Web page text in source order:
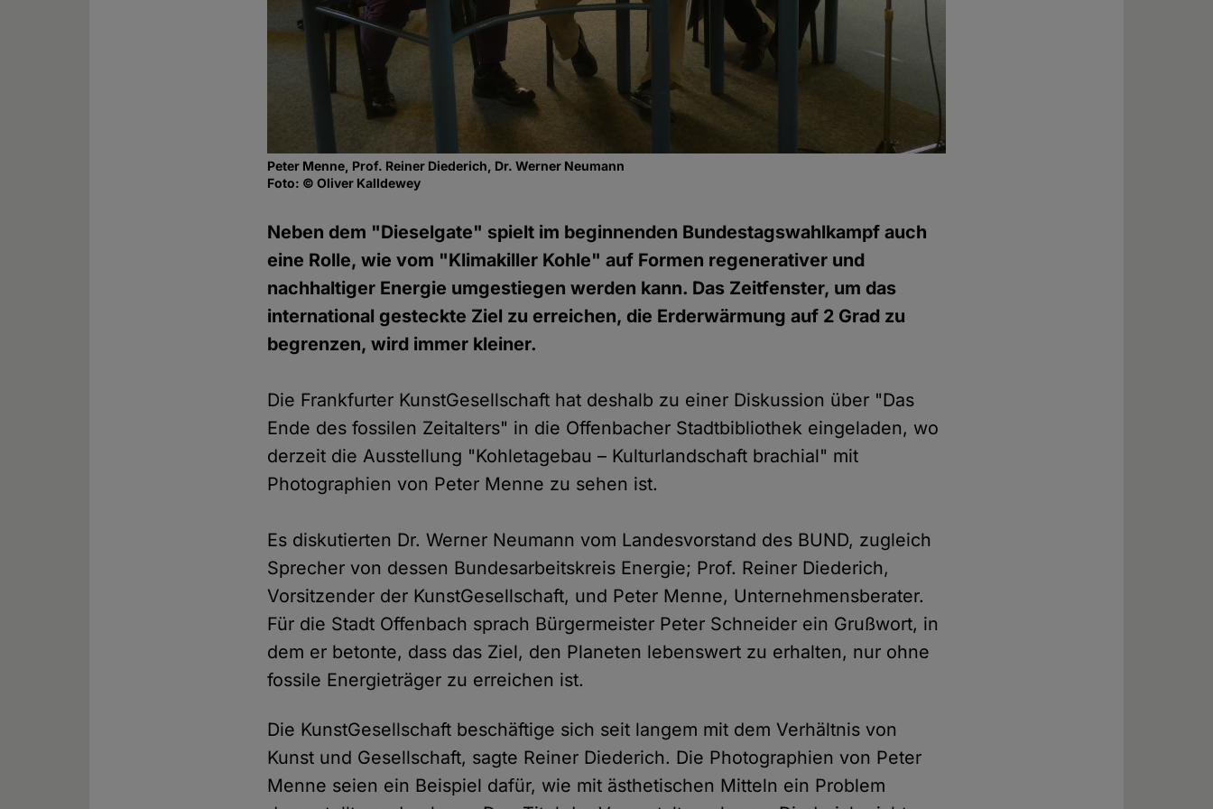
Peter Menne, Prof. Reiner Diederich, Dr. Werner Neumann
Foto: © Oliver Kalldewey
Neben dem "Dieselgate" spielt im beginnenden Bundestagswahlkampf auch
eine Rolle, wie vom "Klimakiller Kohle" auf Formen regenerativer und
nachhaltiger Energie umgestiegen werden kann. Das Zeitfenster, um das
international gesteckte Ziel zu erreichen, die Erderwärmung auf 2 Grad zu
begrenzen, wird immer kleiner.
Die Frankfurter KunstGesellschaft hat deshalb zu einer Diskussion über "Das
Ende des fossilen Zeitalters" in die Offenbacher Stadtbibliothek eingeladen, wo
derzeit die Ausstellung "Kohletagebau – Kulturlandschaft brachial" mit
Photographien von Peter Menne zu sehen ist.
Es diskutierten Dr. Werner Neumann vom Landesvorstand des BUND, zugleich
Sprecher von dessen Bundesarbeitskreis Energie; Prof. Reiner Diederich,
Vorsitzender der KunstGesellschaft, und Peter Menne, Unternehmensberater.
Für die Stadt Offenbach sprach Bürgermeister Peter Schneider ein Grußwort, in
dem er betonte, dass das Ziel, den Planeten lebenswert zu erhalten, nur ohne
fossile Energieträger zu erreichen ist.
Die KunstGesellschaft beschäftige sich seit langem mit dem Verhältnis von
Kunst und Gesellschaft, sagte Reiner Diederich. Die Photographien von Peter
Menne seien ein Beispiel dafür, wie mit ästhetischen Mitteln ein Problem